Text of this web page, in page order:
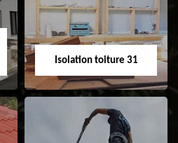
Isolation toiture 31